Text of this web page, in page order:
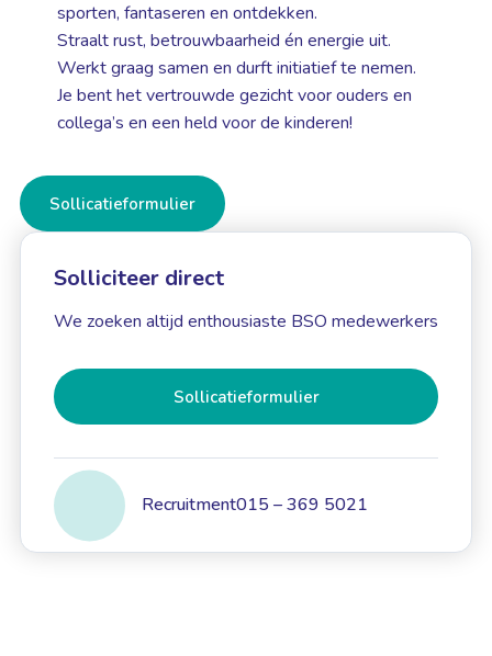
sporten, fantaseren en ontdekken.
Straalt rust, betrouwbaarheid én energie uit.
Werkt graag samen en durft initiatief te nemen.
Je bent het vertrouwde gezicht voor ouders en
collega’s en een held voor de kinderen!
Sollicatieformulier
Solliciteer direct
We zoeken altijd enthousiaste BSO medewerkers
Sollicatieformulier
Recruitment015 – 369 5021